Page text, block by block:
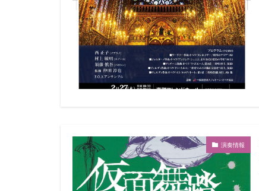
演奏情報